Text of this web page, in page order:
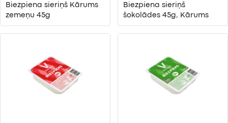
Biezpiena sieriņš Kārums
zemeņu 45g
Biezpiena sieriņš
šokolādes 45g, Kārums